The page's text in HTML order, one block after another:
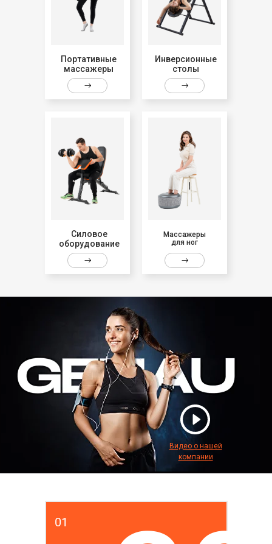
Портативные
массажеры
Инверсионные
столы
Силовое
оборудование
Массажеры
для ног
Видео о нашей
компании
01